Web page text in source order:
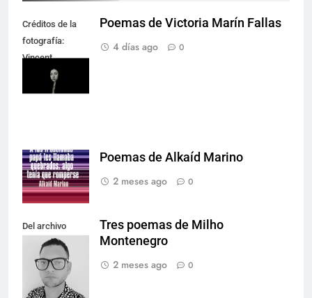
Créditos de la
fotografía:
Vincent
Rodríguez.
Poemas de Victoria Marín Fallas
4 días ago
0
Poemas de Alkaíd Marino
2 meses ago
0
Del archivo
personal del
autor.
Tres poemas de Milho
Montenegro
2 meses ago
0